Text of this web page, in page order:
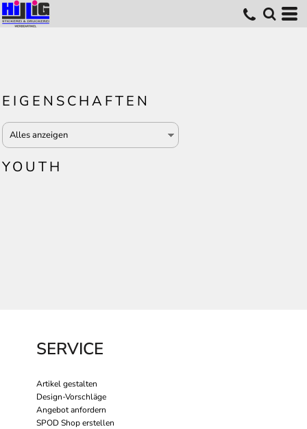
EIGENSCHAFTEN
YOUTH
SERVICE
Artikel gestalten
Design-Vorschläge
Angebot anfordern
SPOD Shop erstellen